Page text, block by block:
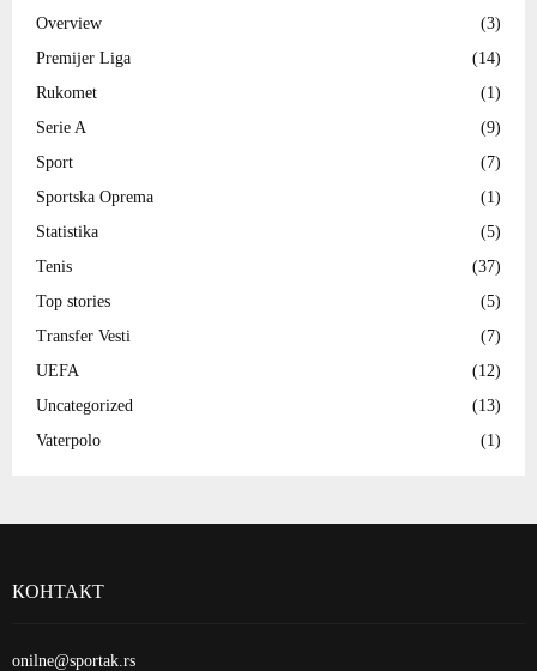
Overview
(3)
Premijer Liga
(14)
Rukomet
(1)
Serie A
(9)
Sport
(7)
Sportska Oprema
(1)
Statistika
(5)
Tenis
(37)
Top stories
(5)
Transfer Vesti
(7)
UEFA
(12)
Uncategorized
(13)
Vaterpolo
(1)
КОНТАКТ
onilne@sportak.rs